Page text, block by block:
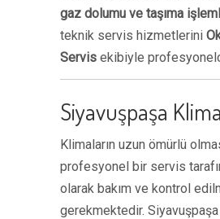
gaz dolumu ve taşıma
teknik servis hizmetlerini
Servis ekibiyle
Siyavuşpaşa
Klimaların uzun ömürlü
profesyonel bir servis
olarak bakım ve kontrol
gerekmektedir. Siyavuşpaşa